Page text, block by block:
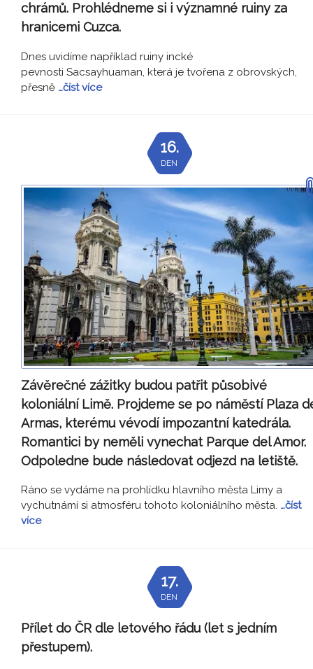
chrámů. Prohlédneme si i významné ruiny za
hranicemi Cuzca.
Dnes uvidíme například ruiny incké
pevnosti Sacsayhuaman, která je tvořena z obrovských,
přesně …číst více
16.
DEN
Závěrečné zážitky budou patřit působivé
koloniální Limě. Projdeme se po náměstí Plaza
Armas, kterému vévodí impozantní katedrála.
Romantici by neměli vynechat Parque del Amor.
Odpoledne bude následovat odjezd na letiště.
Ráno se vydáme na prohlídku hlavního města Limy a
vychutnámi si atmosféru tohoto koloniálního města. …číst
více
17.
DEN
Přílet do ČR dle letového řádu (let s jedním
přestupem).